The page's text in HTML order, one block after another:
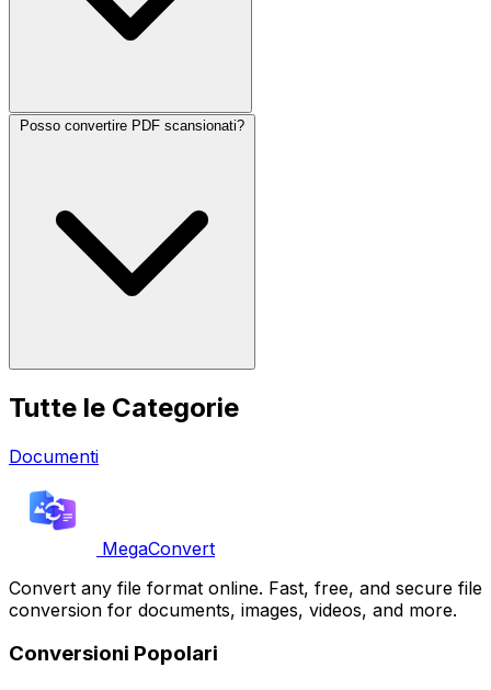
Posso convertire PDF scansionati?
Tutte le Categorie
Documenti
MegaConvert
Convert any file format online. Fast, free, and secure file
conversion for documents, images, videos, and more.
Conversioni Popolari